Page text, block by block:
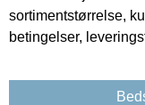
sortimentstørrelse,
betingelser,